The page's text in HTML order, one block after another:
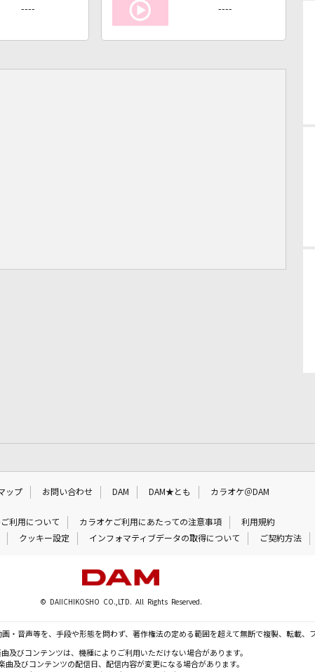
---- ----
ップ お問い合わせ DAM DAM★とも カラオケ＠DAM
利用について カラオケご利用にあたっての注意事項
利用規約
クッキー設定 インフォマティブデータの取得について ご契約方法
© DAIICHIKOSHO CO.,LTD. All Rights Reserved.
・音声等を、手段や形態を問わず、著作権法の定める範囲を超えて無断で複製、転載、
曲及びコンテンツは、機種によりご利用いただけない場合があります。
曲及びコンテンツの配信日、配信内容が変更になる場合があります。